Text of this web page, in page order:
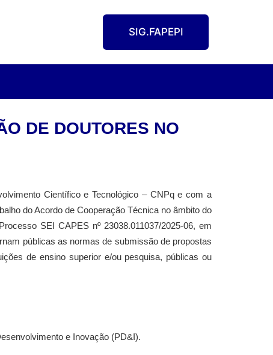
SIG.FAPEPI
DE DOUTORES NO
Científico e Tecnológico – CNPq e com a
do Acordo de Cooperação Técnica no âmbito do
SEI CAPES nº 23038.011037/2025-06, em
públicas as normas de submissão de propostas
de ensino superior e/ou pesquisa, públicas ou
e Inovação (PD&I).